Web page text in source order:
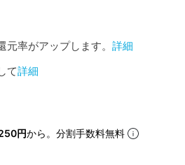
元率がアップします。詳細
て詳細
円から。分割手数料無料